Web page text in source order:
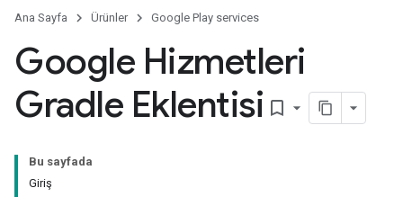
Ana Sayfa Ürünler Google Play services
Google Hizmetleri
Gradle Eklentisi bookmark_border
Bu sayfada
Giriş